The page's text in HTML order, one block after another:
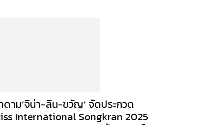
ดาม‘จิน่า-ลิน-ขวัญ’ จัดประกวด
International Songkran 2025